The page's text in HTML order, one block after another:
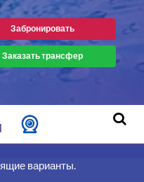
Забронировать
Заказать трансфер
варианты.